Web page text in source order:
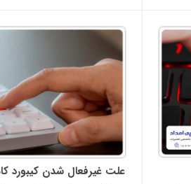
علت غیرفعال شدن کیبورد